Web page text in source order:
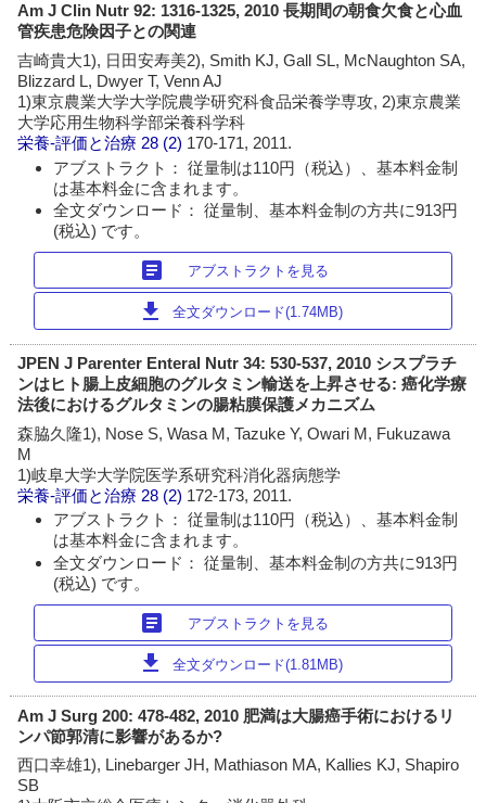
Am J Clin Nutr 92: 1316-1325, 2010 長期間の朝食欠食と心血
管疾患危険因子との関連
吉崎貴大1), 日田安寿美2), Smith KJ, Gall SL, McNaughton SA,
Blizzard L, Dwyer T, Venn AJ
1)東京農業大学大学院農学研究科食品栄養学専攻, 2)東京農業
大学応用生物科学部栄養科学科
栄養-評価と治療 28 (2) 170-171, 2011.
アブストラクト： 従量制は110円（税込）、基本料金制
は基本料金に含まれます。
全文ダウンロード： 従量制、基本料金制の方共に913円
(税込) です。
article アブストラクトを見る
download 全文ダウンロード(1.74MB)
JPEN J Parenter Enteral Nutr 34: 530-537, 2010 シスプラチ
ンはヒト腸上皮細胞のグルタミン輸送を上昇させる: 癌化学療
法後におけるグルタミンの腸粘膜保護メカニズム
森脇久隆1), Nose S, Wasa M, Tazuke Y, Owari M, Fukuzawa
M
1)岐阜大学大学院医学系研究科消化器病態学
栄養-評価と治療 28 (2) 172-173, 2011.
アブストラクト： 従量制は110円（税込）、基本料金制
は基本料金に含まれます。
全文ダウンロード： 従量制、基本料金制の方共に913円
(税込) です。
article アブストラクトを見る
download 全文ダウンロード(1.81MB)
Am J Surg 200: 478-482, 2010 肥満は大腸癌手術におけるリ
ンパ節郭清に影響があるか?
西口幸雄1), Linebarger JH, Mathiason MA, Kallies KJ, Shapiro
SB